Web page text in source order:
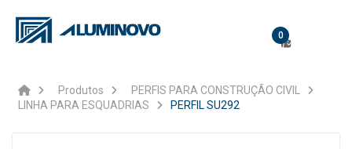
0
Produtos
PERFIS PARA CONSTRUÇÃO CIVIL
LINHA PARA ESQUADRIAS
PERFIL SU292